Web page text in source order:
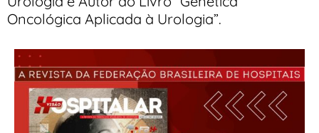
Oncológica Aplicada à Urologia”.